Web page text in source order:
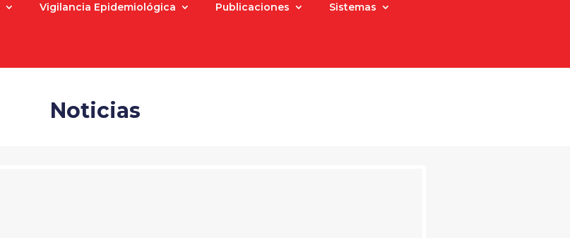
Vigilancia Epidemiológica Publicaciones Sistemas
Noticias